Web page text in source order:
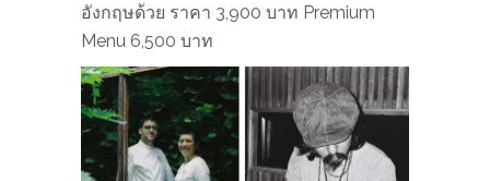
อังกฤษด้วย ราคา 3,900 บาท Premium
Menu 6,500 บาท